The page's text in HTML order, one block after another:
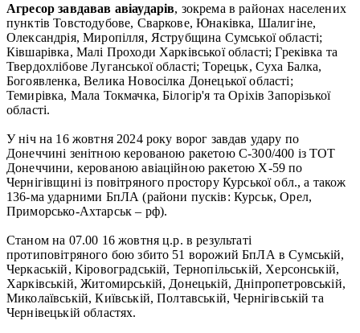
Агресор завдавав авіаударів, зокрема в районах населених
пунктів Товстодубове, Сваркове, Юнаківка, Шалигіне,
Олександрія, Миропілля, Яструбщина Сумської області;
Ківшарівка, Малі Проходи Харківської області; Греківка та
Твердохлібове Луганської області; Торецьк, Суха Балка,
Богоявленка, Велика Новосілка Донецької області;
Темирівка, Мала Токмачка, Білогір'я та Оріхів Запорізької
області.
У ніч на 16 жовтня 2024 року ворог завдав удару по
Донеччині зенітною керованою ракетою С-300/400 із ТОТ
Донеччини, керованою авіаційною ракетою Х-59 по
Чернігівщині із повітряного простору Курської обл., а також
136-ма ударними БпЛА (райони пусків: Курськ, Орел,
Приморсько-Ахтарськ – рф).
Станом на 07.00 16 жовтня ц.р. в результаті
протиповітряного бою збито 51 ворожий БпЛА в Сумській,
Черкаській, Кіровоградській, Тернопільській, Херсонській,
Харківській, Житомирській, Донецькій, Дніпропетровській,
Миколаївській, Київській, Полтавській, Чернігівській та
Чернівецькій областях.